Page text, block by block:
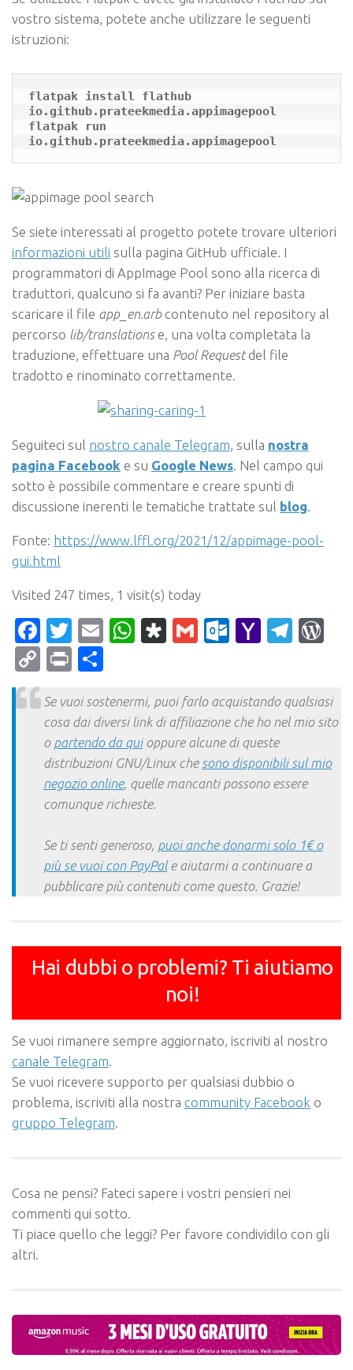
vostro sistema, potete anche utilizzare le seguenti
istruzioni:
flatpak install flathub
io.github.prateekmedia.appimagepool
flatpak run
Se siete interessati al progetto potete trovare ulteriori
informazioni utili sulla pagina GitHub ufficiale. I
programmatori di AppImage Pool sono alla ricerca di
traduttori, qualcuno si fa avanti? Per iniziare basta
scaricare il file app_en.arbcontenuto nel repository al
percorso lib/translationse, una volta completata la
traduzione, effettuare una Pool Requestdel file
tradotto e rinominato correttamente.
Seguiteci sul nostro canale Telegram, sulla nostra
pagina Facebook e su Google News. Nel campo qui
sotto è possibile commentare e creare spunti di
discussione inerenti le tematiche trattate sul blog.
Fonte: https://www.lffl.org/2021/12/appimage-pool-
gui.html
Visited 247 times, 1 visit(s) today
Facebook
Twitter
EmailWhatsApp
Diaspora
Gmail Yahoo
CopyPrint
Se vuoi sostenermi, puoi farlo acquistando qualsiasi
cosa dai diversi link di affiliazione che ho nel mio sito
o partendo da quioppure alcune di queste
distribuzioni GNU/Linux che sono disponibili sul mio
negozio online, quelle mancanti possono essere
comunque richieste.
Se ti senti generoso, puoi anche donarmi solo 1€ o
più se vuoi con PayPale aiutarmi a continuare a
pubblicare più contenuti come questo. Grazie!
Hai dubbi o problemi? Ti aiutiamo
noi!
Se vuoi rimanere sempre aggiornato, iscriviti al nostro
canale Telegram
Se vuoi ricevere supporto per qualsiasi dubbio o
problema, iscriviti alla nostra community Facebook o
gruppo Telegram
Cosa ne pensi? Fateci sapere i vostri pensieri nei
commenti qui sotto.
Ti piace quello che leggi? Per favore condividilo con gli
altri.